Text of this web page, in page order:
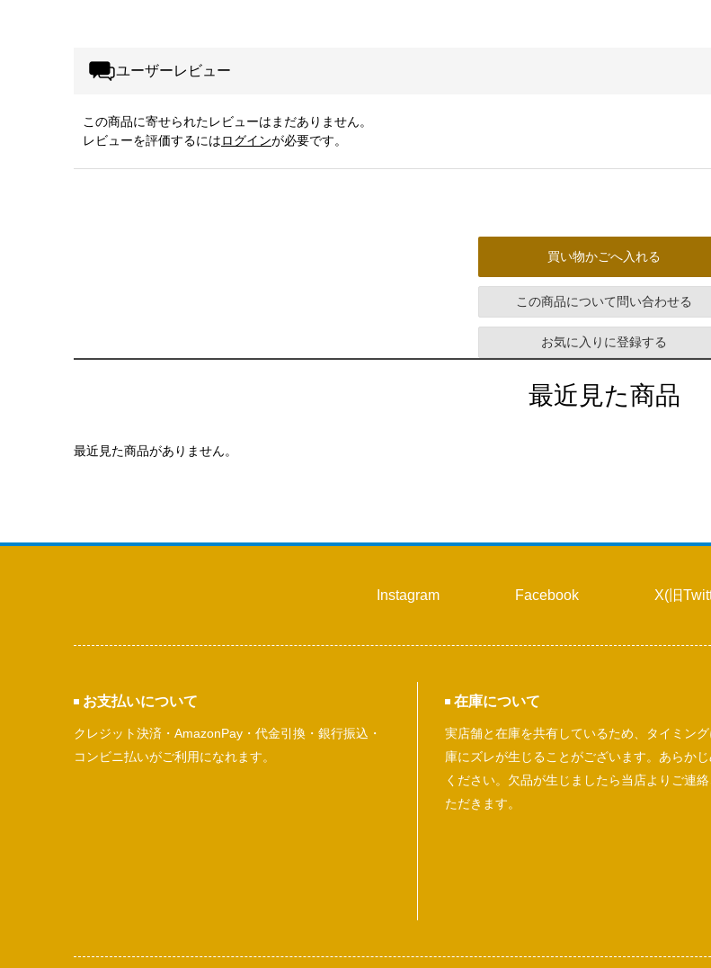
ユーザーレビュー
この商品に寄せられたレビューはまだありません。
レビューを評価するにはログインが必要です。
買い物かごへ入れる
この商品について問い合わせる
お気に入りに登録する
最近見た商品
最近見た商品がありません。
Instagram Facebook X(旧
お支払いについて
クレジット決済・AmazonPay・代金引換・銀行振込・
コンビニ払いがご利用になれます。
在庫について
実店舗と在庫を共有しているため、タイミン
庫にズレが生じることがございます。あらか
ください。欠品が生じましたら当店よりご連
ただきます。